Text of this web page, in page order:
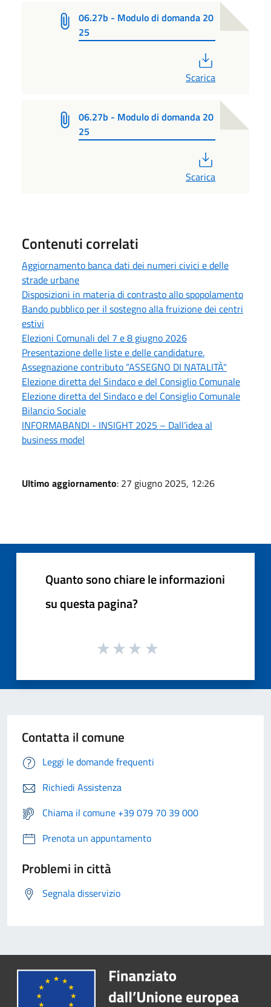
06.27b - Modulo di domanda 20
25
Scarica
06.27b - Modulo di domanda 20
25
Scarica
Contenuti correlati
Aggiornamento banca dati dei numeri civici e delle
strade urbane
Disposizioni in materia di contrasto allo spopolamento
Bando pubblico per il sostegno alla fruizione dei centri
estivi
Elezioni Comunali del 7 e 8 giugno 2026
Presentazione delle liste e delle candidature.
Assegnazione contributo “ASSEGNO DI NATALITÀ"
Elezione diretta del Sindaco e del Consiglio Comunale
Elezione diretta del Sindaco e del Consiglio Comunale
Bilancio Sociale
INFORMABANDI - INSIGHT 2025 – Dall’idea al
business model
Ultimo aggiornamento: 27 giugno 2025, 12:26
Quanto sono chiare le informazioni
su questa pagina?
Contatta il comune
Leggi le domande frequenti
Richiedi Assistenza
Chiama il comune +39 079 70 39 000
Prenota un appuntamento
Problemi in città
Segnala disservizio